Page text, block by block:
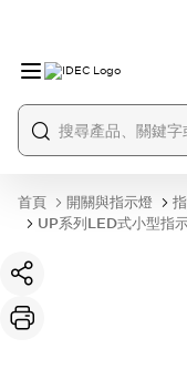
首頁 開關與指示燈
UP系列LED式小型指